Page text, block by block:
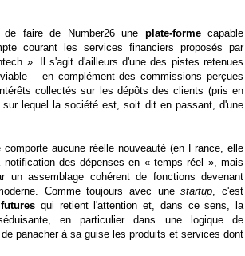
faire de Number26 une plate-formecapable
courant les services financiers proposés par
». Il s'agit d'ailleurs d'une des pistes retenues
– en complément des commissions perçues
collectés sur les dépôts des clients (pris en
sur lequel la société est, soit dit en passant, d'une
aucune réelle nouveauté (en France, elle
notification des dépenses en « temps réel », mais
assemblage cohérent de fonctions devenant
Comme toujours avec unestartup, c'est
qui retient l'attention et, dans ce sens, la
en particulier dans une logique de
panacher à sa guise les produits et services dont